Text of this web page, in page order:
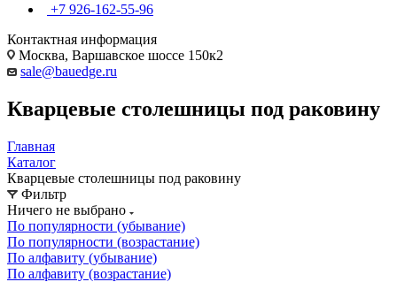
+7 926-162-55-96
Контактная информация
Москва, Варшавское шоссе 150к2
sale@bauedge.ru
Кварцевые столешницы под раковину
Главная
Каталог
Кварцевые столешницы под раковину
Фильтр
Ничего не выбрано
По популярности (убывание)
По популярности (возрастание)
По алфавиту (убывание)
По алфавиту (возрастание)